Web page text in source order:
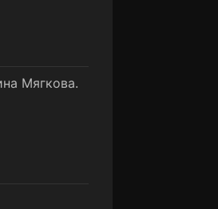
Мягкова.